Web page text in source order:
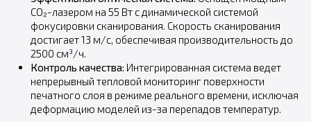
CO₂-лазером на 55 Вт с динамической системой
фокусировки сканирования. Скорость сканирования
достигает 13 м/с, обеспечивая производительность до
2500 см³/ч.
Контроль качества: Интегрированная система ведет
непрерывный тепловой мониторинг поверхности
печатного слоя в режиме реального времени, исключая
деформацию моделей из-за перепадов температур.